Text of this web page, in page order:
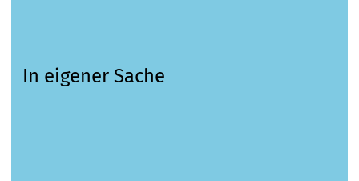
In eigener Sache